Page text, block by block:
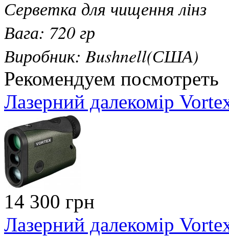
Серветка для чищення лінз
Вага: 720 гр
Виробник: Bushnell(США)
Рекомендуем посмотреть
Лазерний далекомір
14 300 грн
Лазерний далекомір